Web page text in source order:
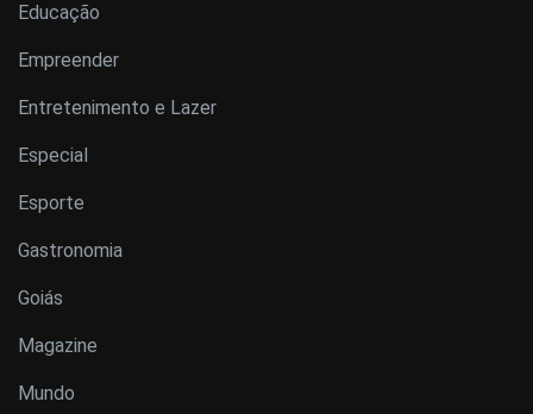
Educação
Empreender
Entretenimento e Lazer
Especial
Esporte
Gastronomia
Goiás
Magazine
Mundo